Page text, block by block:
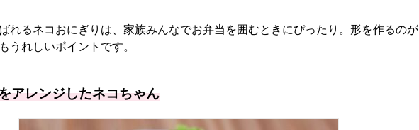
れるネコおにぎりは、家族みんなでお弁当を囲むときにぴったり。形を作るのが
うれしいポイントです。
アレンジしたネコちゃん